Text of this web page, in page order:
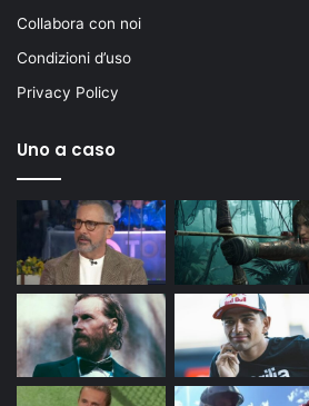
Collabora con noi
Condizioni d’uso
Privacy Policy
Uno a caso